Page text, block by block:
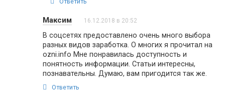
Максим 16.12.2018 в 20:52
В соцсетях предоставлено очень много выбора
разных видов заработка. О многих я прочитал на
ozni.info Мне понравилась доступность и
понятность информации. Статьи интересны,
познавательны. Думаю, вам пригодится так же.
Ответить